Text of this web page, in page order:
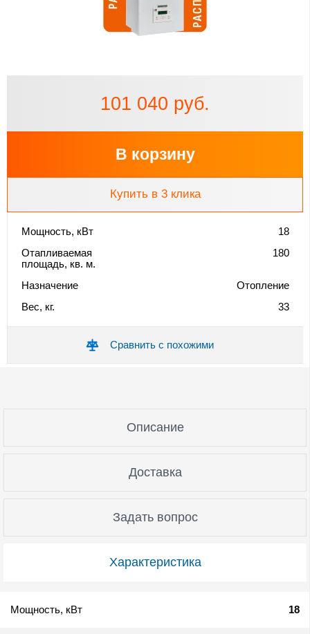
101 040 руб.
В корзину
Купить в 3 клика
Мощность, кВт
18
Отапливаемая
площадь, кв. м.
180
Назначение
Отопление
Вес, кг.
33
Сравнить с похожими
Характеристика
Описание
Доставка
Задать вопрос
Мощность, кВт 18